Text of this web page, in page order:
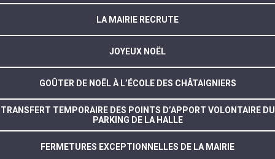
LA MAIRIE RECRUTE
JOYEUX NOËL
GOÛTER DE NOËL À L’ÉCOLE DES CHÂTAIGNIERS
TRANSFERT TEMPORAIRE DES POINTS D’APPORT VOLONTAIRE DU
PARKING DE LA HALLE
FERMETURES EXCEPTIONNELLES DE LA MAIRIE